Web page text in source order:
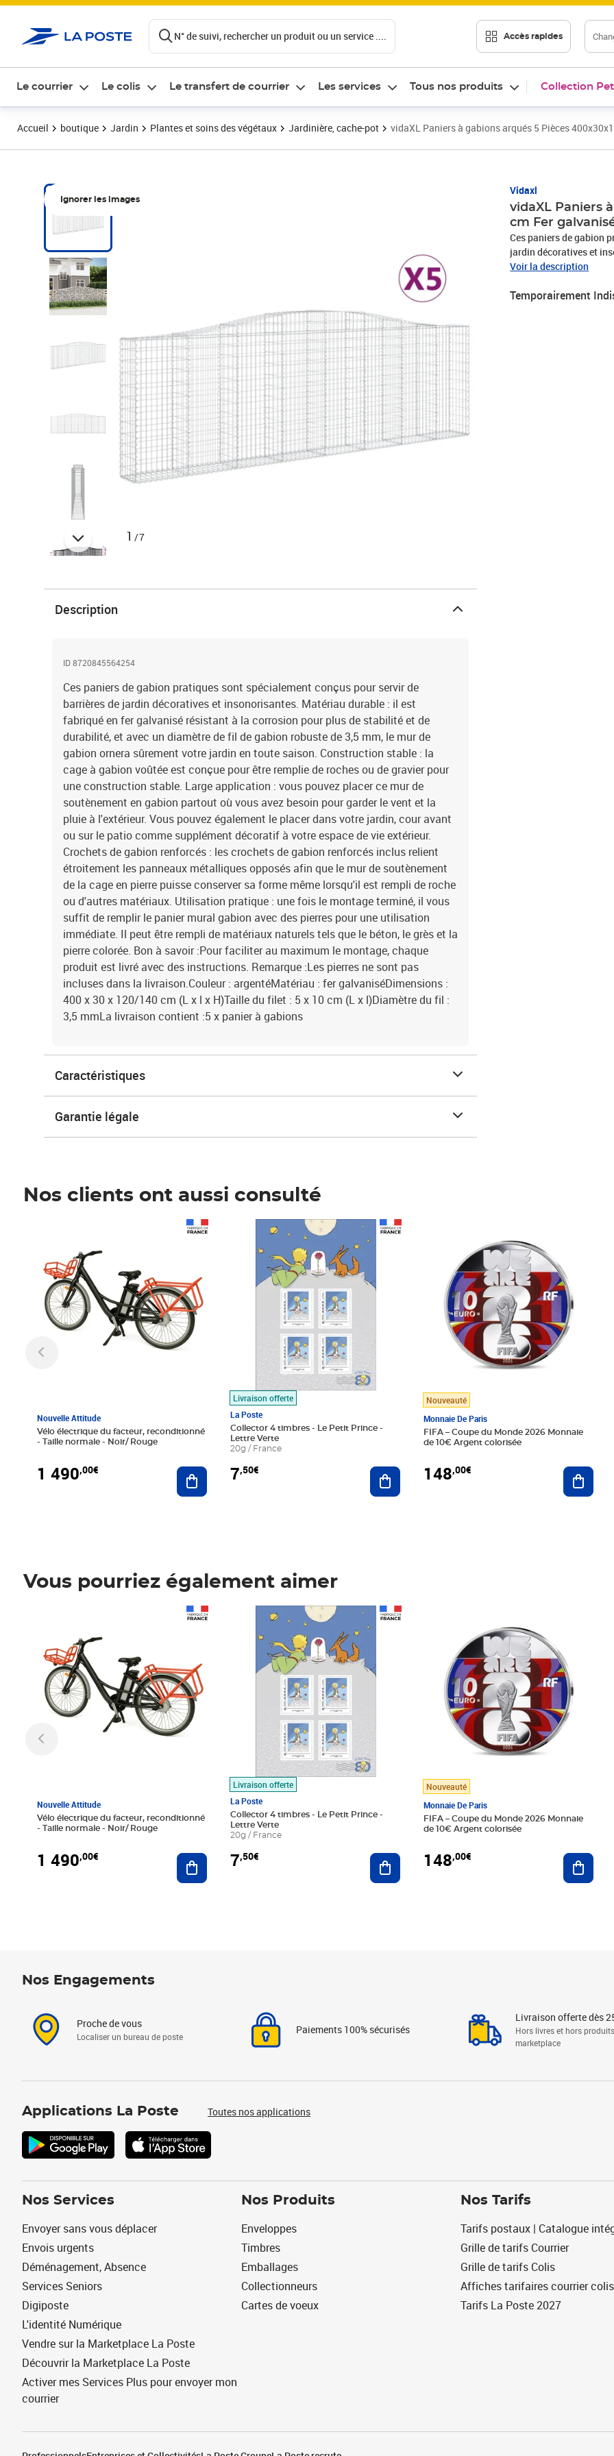
N° de suivi, rechercher un produit ou un service .... Accès rapides
Le courrier Le colis Le transfert de courrier Les services Tous nos produits Collection
Accueil boutique Jardin Plantes et soins des végétaux Jardinière, cache-pot vidaXL Paniers à gabions arqués 5 Pièces
Ignorer les images
1 /7
Vidaxl
vidaXL Paniers
cm Fer
Ces paniers de gabion
jardin décoratives et insonorisantes. Matériau
galvanisé résistant à la
jardin en toute saison.
pour garder le vent et
Voir la description
Temporairement
Description
ID 8720845564254
Ces paniers de gabion pratiques sont spécialement conçus pour servir de
barrières de jardin décoratives et insonorisantes. Matériau durable : il est
fabriqué en fer galvanisé résistant à la corrosion pour plus de stabilité et de
durabilité, et avec un diamètre de fil de gabion robuste de 3,5 mm, le mur de
gabion ornera sûrement votre jardin en toute saison. Construction stable : la
cage à gabion voûtée est conçue pour être remplie de roches ou de gravier pour
une construction stable. Large application : vous pouvez placer ce mur de
soutènement en gabion partout où vous avez besoin pour garder le vent et la
pluie à l'extérieur. Vous pouvez également le placer dans votre jardin, cour avant
ou sur le patio comme supplément décoratif à votre espace de vie extérieur.
Crochets de gabion renforcés : les crochets de gabion renforcés inclus relient
étroitement les panneaux métalliques opposés afin que le mur de soutènement
de la cage en pierre puisse conserver sa forme même lorsqu'il est rempli de roche
ou d'autres matériaux. Utilisation pratique : une fois le montage terminé, il vous
suffit de remplir le panier mural gabion avec des pierres pour une utilisation
immédiate. Il peut être rempli de matériaux naturels tels que le béton, le grès et la
pierre colorée. Bon à savoir :Pour faciliter au maximum le montage, chaque
produit est livré avec des instructions. Remarque :Les pierres ne sont pas
incluses dans la livraison.Couleur : argentéMatériau : fer galvaniséDimensions :
400 x 30 x 120/140 cm (L x l x H)Taille du filet : 5 x 10 cm (L x l)Diamètre du fil :
3,5 mmLa livraison contient :5 x panier à gabions
Caractéristiques
Garantie légale
Nos clients ont aussi consulté
Nouvelle Attitude
Vélo électrique du facteur, reconditionné
- Taille normale - Noir/ Rouge
1 490,00€ Ajouter au panier
Livraison offerte
La Poste
Collector 4 timbres - Le Petit Prince -
Lettre Verte
20g / France
7,50€
Prix 7,50€
Ajouter au panier
Nouveauté
Monnaie De Paris
FIFA – Coupe du Monde 2026 Monnaie
de 10€ Argent colorisée
148,00€
Vous pourriez également aimer
Nouvelle Attitude
Vélo électrique du facteur, reconditionné
- Taille normale - Noir/ Rouge
1 490,00€ Ajouter au panier
Livraison offerte
La Poste
Collector 4 timbres - Le Petit Prince -
Lettre Verte
20g / France
7,50€
Prix 7,50€
Ajouter au panier
Nouveauté
Monnaie De Paris
FIFA – Coupe du Monde 2026 Monnaie
de 10€ Argent colorisée
148,00€
Nos Engagements
Proche de vous
Localiser un bureau de poste
Paiements 100% sécurisés
Livraison offerte dès
Hors livres et hors produits
marketplace
Applications La Poste Toutes nos applications
Nos Services
Envoyer sans vous déplacer
Envois urgents
Déménagement, Absence
Services Seniors
Digiposte
L'identité Numérique
Vendre sur la Marketplace La Poste
Découvrir la Marketplace La Poste
Activer mes Services Plus pour envoyer mon
courrier
Nos Produits
Enveloppes
Timbres
Emballages
Collectionneurs
Cartes de voeux
Nos Tarifs
Tarifs postaux | Catalogue
Grille de tarifs Courrier
Grille de tarifs Colis
Affiches tarifaires courrier colis
Tarifs La Poste 2027